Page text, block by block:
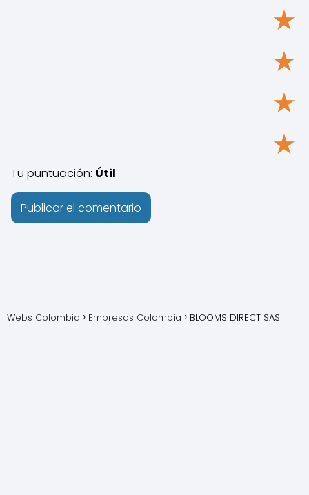
★
★
★
★
Tu puntuación: Útil
Webs Colombia Empresas Colombia BLOOMS DIRECT SAS